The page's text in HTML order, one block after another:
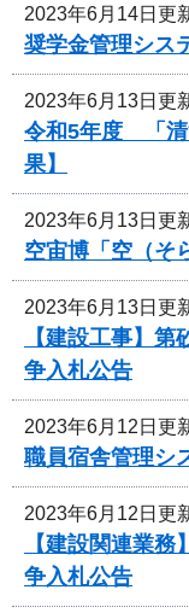
2023年6月14日更
奨学金管理シス
2023年6月13日更
令和5年度 「清
果】
2023年6月13日更
空宙博「空（そ
2023年6月13日更
【建設工事】
争入札公告
2023年6月12日更
職員宿舎管理シ
2023年6月12日更
【建設関連業
争入札公告